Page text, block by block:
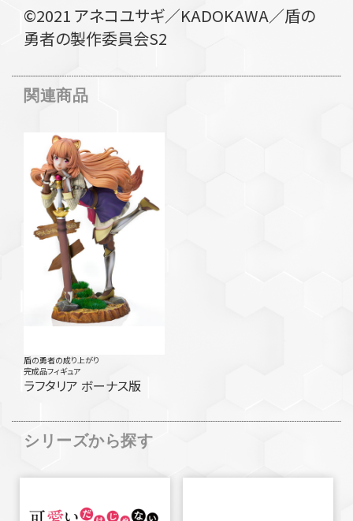
©2021 アネコユサギ／KADOKAWA／盾の
勇者の製作委員会S2
関連商品
盾の勇者の成り上がり
完成品フィギュア
ラフタリア ボーナス版
シリーズから探す